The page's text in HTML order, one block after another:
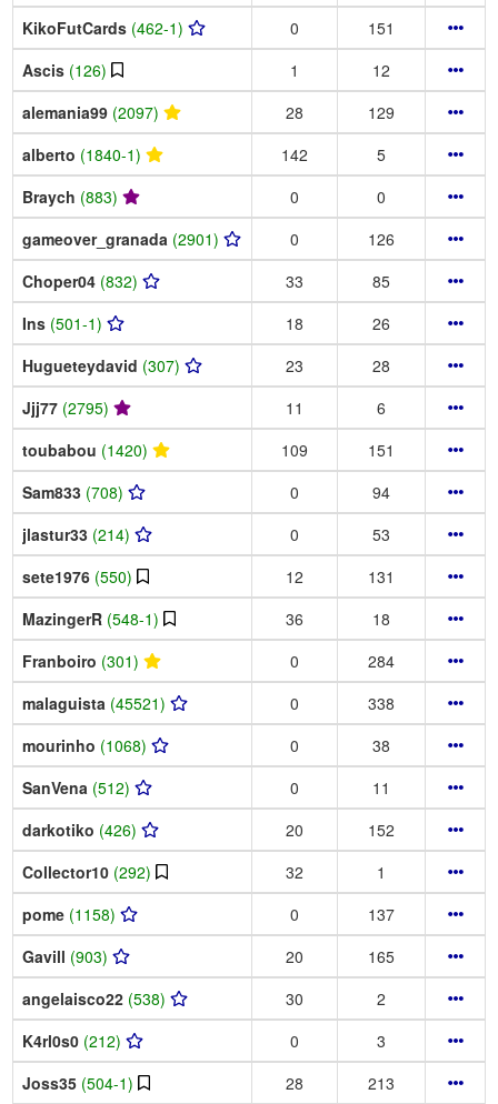
KikoFutCards (462-1) 0
151
Ascis (126) 1
12
alemania99 (2097) 28
129
alberto (1840-1) 142
5
Braych (883) 0
0
gameover_granada (2901) 0
126
Choper04 (832) 33
85
Ins (501-1) 18
26
Hugueteydavid (307) 23
28
Jjj77 (2795) 11
6
toubabou (1420) 109
151
Sam833 (708) 0
94
jlastur33 (214) 0
53
sete1976 (550) 12
131
MazingerR (548-1) 36
18
Franboiro (301) 0
284
malaguista (45521) 0
338
mourinho (1068) 0
38
SanVena (512) 0
11
darkotiko (426) 20
152
Collector10 (292) 32
1
pome (1158) 0
137
Gavill (903) 20
165
angelaisco22 (538) 30
2
K4rl0s0 (212) 0
3
Joss35 (504-1) 28
213